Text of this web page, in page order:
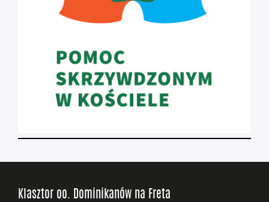
Klasztor oo. Dominikanów na Freta